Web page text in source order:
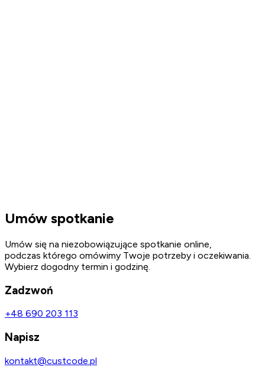
Umów spotkanie
Umów się na niezobowiązujące spotkanie online,
podczas którego omówimy Twoje potrzeby i oczekiwania.
Wybierz dogodny termin i godzinę.
Zadzwoń
+48 690 203 113
Napisz
kontakt@custcode.pl